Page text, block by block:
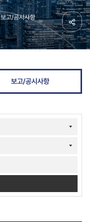
보고/공시사항
공유
보고/공시사항